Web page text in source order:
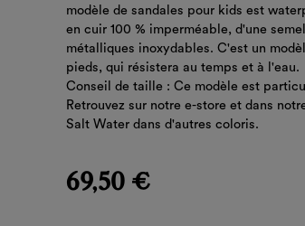
modèle de sandales pour kids est
en cuir 100 % imperméable, d'une
métalliques inoxydables. C'est un
pieds, qui résistera au temps et à l'eau.
Conseil de taille : Ce modèle est
Retrouvez sur notre e-store et dans
Salt Water dans d'autres coloris.
69,50 €